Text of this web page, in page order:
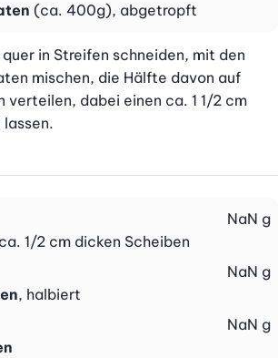
(ca. 400g), abgetropft
in Streifen schneiden, mit den
mischen, die Hälfte davon auf
verteilen, dabei einen ca. 1 1/2 cm
lassen.
1/2 cm dicken Scheiben
NaN g
, halbiert
NaN g
NaN g